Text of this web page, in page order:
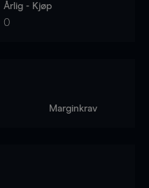
Årlig - Kjøp
0
Marginkrav